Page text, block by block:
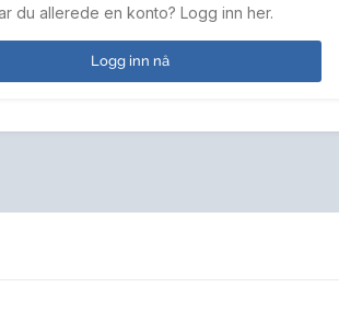
du allerede en konto? Logg inn her.
Logg inn nå